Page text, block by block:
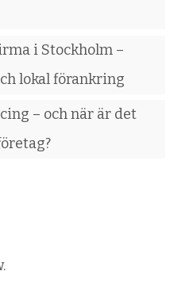
i Stockholm –
lokal förankring
– och när är det